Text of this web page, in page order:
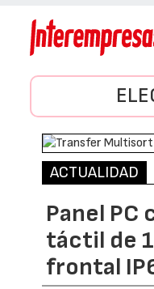
ACTUALIDAD
Panel PC
táctil de
frontal